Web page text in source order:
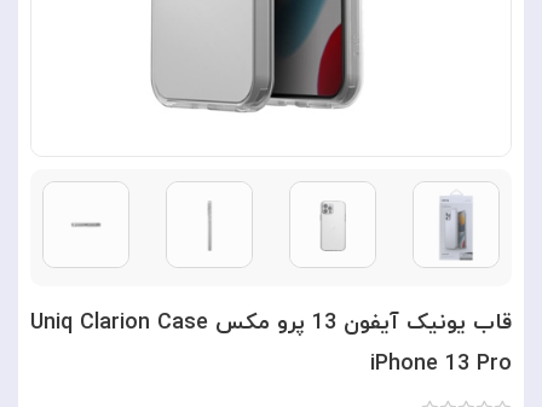
قاب یونیک آیفون 13 پرو مکس Uniq Clarion Case
iPhone 13 Pro